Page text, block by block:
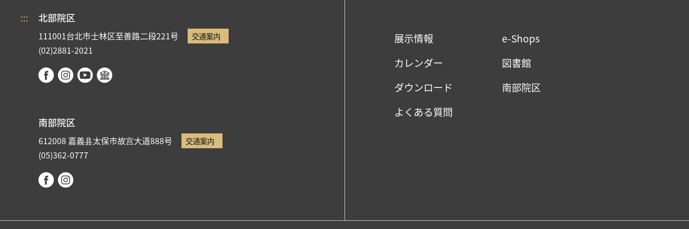
::: 北部院区
111001台北市士林区至善路二段221号 交通案内
(02)2881-2021
南部院区
612008 嘉義县太保市故宫大道888号 交通案内
(05)362-0777
展示情報
カレンダー
ダウンロード
よくある質問
e-Shops
図書館
南部院区